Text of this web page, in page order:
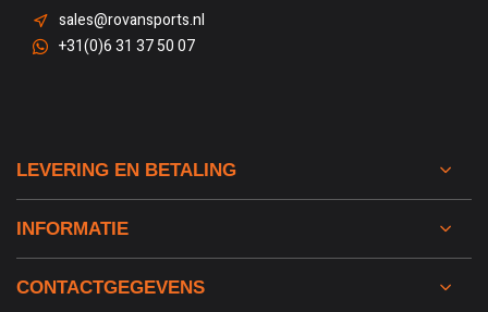
sales@rovansports.nl
+31(0)6 31 37 50 07
LEVERING EN BETALING
INFORMATIE
CONTACTGEGEVENS